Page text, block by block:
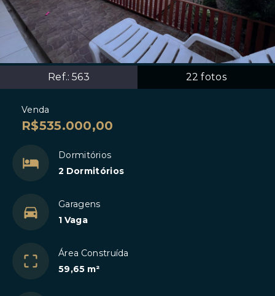
Ref.:563 22 fotos
Venda
R$535.000,00
Dormitórios
2 Dormitórios
Garagens
1 Vaga
Área Construída
59,65 m²